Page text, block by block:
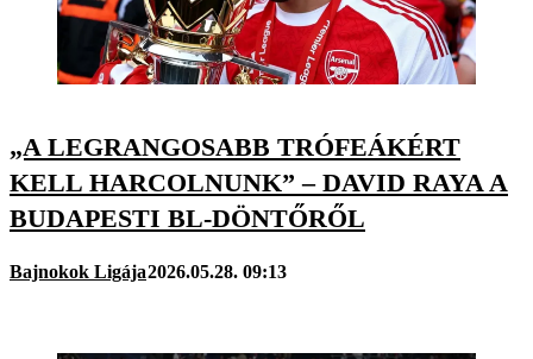
„A LEGRANGOSABB TRÓFEÁKÉRT
KELL HARCOLNUNK” – DAVID RAYA A
BUDAPESTI BL-DÖNTŐRŐL
Bajnokok Ligája2026.05.28. 09:13